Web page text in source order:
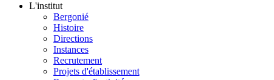
L'institut
Bergonié
Histoire
Directions
Instances
Recrutement
Projets d'établissement